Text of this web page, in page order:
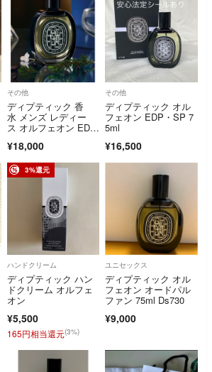
その他
ディプティック 香
水 メンズ レディー
ス オルフェオン ED
¥18,000
その他
ディプティック オル
フェオン EDP・SP 7
5ml
¥16,500
3%還元
ハンドクリーム
ディプティック ハン
ドクリーム オルフェ
オン
¥5,500
165円相当還元(3%)
ユニセックス
ディプティック オル
フェオン オードパル
ファン 75ml Ds730
¥9,000